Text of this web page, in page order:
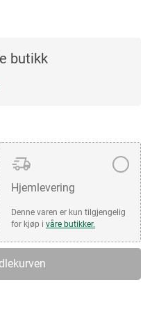
butikk
Hjemlevering
Denne varen er kun tilgjengelig
for kjøp i våre butikker.